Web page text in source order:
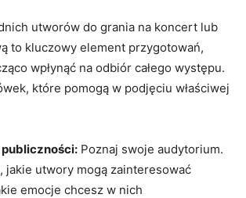
utworów do grania na koncert lub
to kluczowy element przygotowań,
wpłynąć na odbiór całego występu.
które pomogą w podjęciu właściwej
Poznaj swoje audytorium.
jakie utwory mogą zainteresować
emocje chcesz w nich